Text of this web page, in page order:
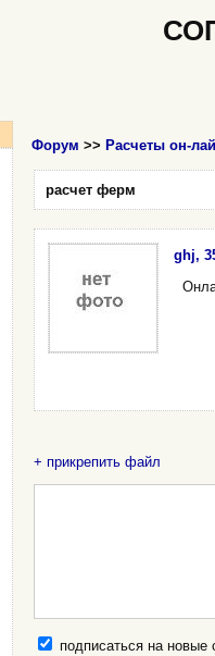
Форум >> Расчеты он-
расчет ферм
ghj,
+ прикрепить файл
подписаться на